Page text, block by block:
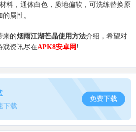
，通体白色，质地偏软，可洗练替换原
属性。
的烟雨江湖芒晶使用方法介绍，希望对
戏资讯尽在APK8安卓网 !
下载
免费下载